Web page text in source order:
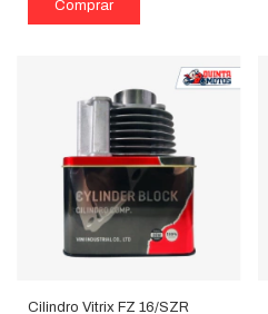
Cilindro Vitrix FZ 16/SZR